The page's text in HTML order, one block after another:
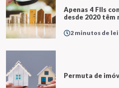
Apenas 4 FIIs
desde 2020
2 minutos de
Permuta de